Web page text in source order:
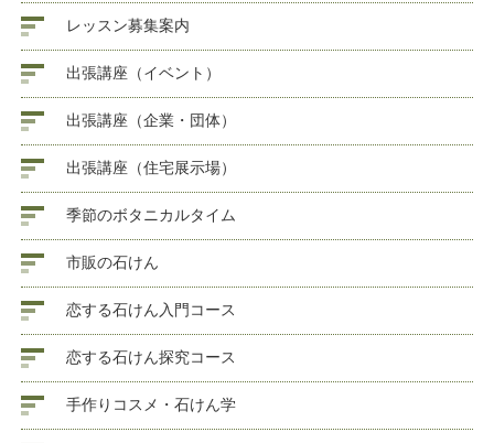
レッスン募集案内
出張講座（イベント）
出張講座（企業・団体）
出張講座（住宅展示場）
季節のボタニカルタイム
市販の石けん
恋する石けん入門コース
恋する石けん探究コース
手作りコスメ・石けん学